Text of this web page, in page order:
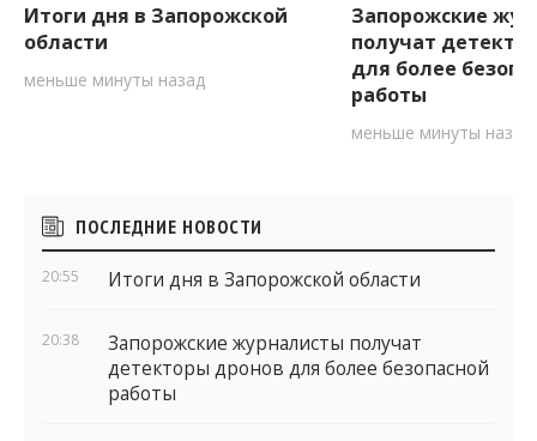
Итоги дня в Запорожской
области
меньше минуты назад
Запорожские
получат
для более
работы
меньше минуты назад
Боковые
виджеты
ПОСЛЕДНИЕ НОВОСТИ
20:55 Итоги дня в Запорожской области
20:38
Запорожские журналисты получат
детекторы дронов для более безопасной
работы